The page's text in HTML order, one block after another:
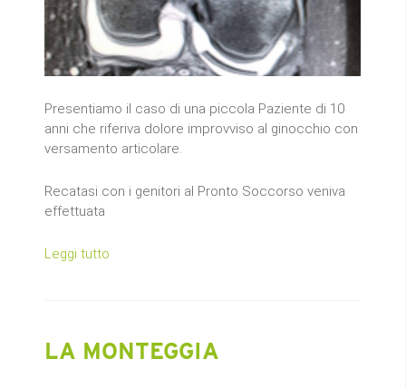
Presentiamo il caso di una piccola Paziente di 10
anni che riferiva dolore improvviso al ginocchio con
versamento articolare.
Recatasi con i genitori al Pronto Soccorso veniva
effettuata
Leggi tutto
LA MONTEGGIA